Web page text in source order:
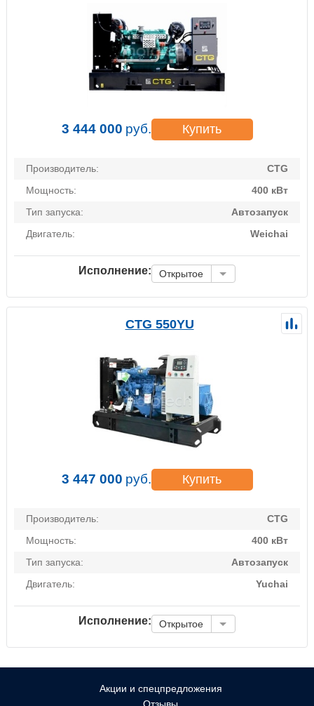
3 444 000 руб. Купить
Производитель:
CTG
Мощность:
400 кВт
Тип запуска:
Автозапуск
Двигатель:
Weichai
Исполнение: Открытое
CTG 550YU
3 447 000 руб. Купить
Производитель:
CTG
Мощность:
400 кВт
Тип запуска:
Автозапуск
Двигатель:
Yuchai
Исполнение: Открытое
Акции и спецпредложения